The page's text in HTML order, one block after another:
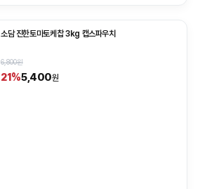
소담 진한토마토케찹 3kg 캡스파우치
6,800원
21%5,400원